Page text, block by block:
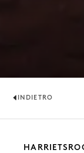
INDIETRO